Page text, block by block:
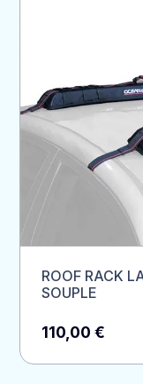
ROOF RACK
SOUPLE
110,00€